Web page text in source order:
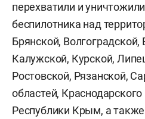
перехватили и
беспилотника над
Брянской,
Калужской, Курской,
Ростовской, Рязанской,
областей,
Республики Крым, а